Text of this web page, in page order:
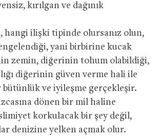
kırılgan ve dağınık
hangi ilişki tipinde olursanız olun,
yani birbirine kucak
zemin, diğerinin tohum olabildiği,
diğerinin güven verme hali ile
bütünlük ve iyileşme gerçekleşir.
dönen bir mil haline
korkulacak bir şey değil,
denizine yelken açmak olur.